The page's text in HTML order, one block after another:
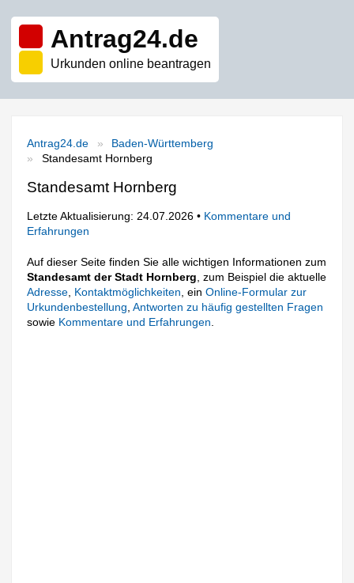
Antrag24.de
Urkunden online beantragen
Antrag24.de
Baden-Württemberg
Standesamt Hornberg
Standesamt Hornberg
Letzte Aktualisierung: 24.07.2026 • Kommentare und
Erfahrungen
Auf dieser Seite finden Sie alle wichtigen Informationen zum
Standesamt der Stadt Hornberg , zum Beispiel die aktuelle
Adresse Kontaktmöglichkeiten , einOnline-Formular zur
Urkundenbestellung ,Antworten zu häufig gestellten Fragen
sowie Kommentare und Erfahrungen